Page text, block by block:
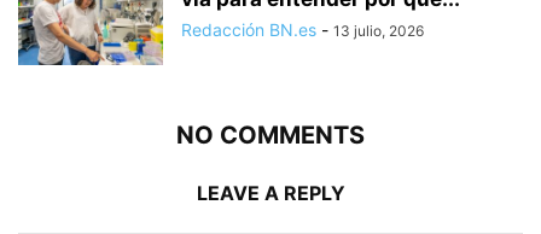
Redacción BN.es - 13 julio, 2026
NO COMMENTS
LEAVE A REPLY